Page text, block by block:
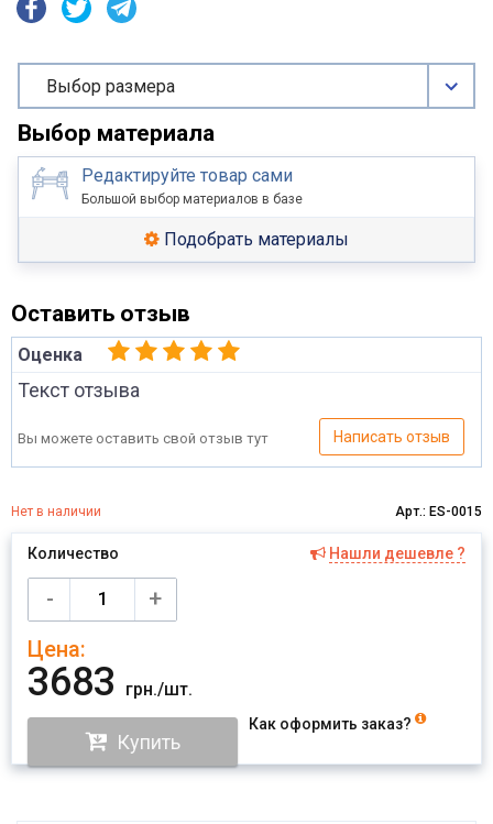
Выбор размера
Выбор материала
Редактируйте товар сами
Большой выбор материалов в базе
Подобрать материалы
Оставить отзыв
Оценка
Текст отзыва
Вы можете оставить свой отзыв тут Написать отзыв
Нет в наличии Арт.: ES-0015
Количество Нашли дешевле ?
-
+
Цена:
3683 грн./шт.
Купить
Как оформить заказ?